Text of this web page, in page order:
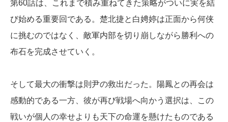
第60話は、これまで積み重ねてきた策略がついに実を結
び始める重要回である。楚北捷と白娉婷は正面から何侠
に挑むのではなく、敵軍内部を切り崩しながら勝利への
布石を完成させていく。
そして最大の衝撃は則尹の救出だった。陽鳳との再会は
感動的である一方、彼が再び戦場へ向かう選択は、この
戦いが個人の幸せよりも天下の命運を懸けたものである